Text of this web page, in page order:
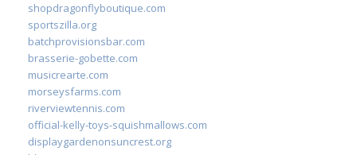
shopdragonflyboutique.com
sportszilla.org
batchprovisionsbar.com
brasserie-gobette.com
musicrearte.com
morseysfarms.com
riverviewtennis.com
official-kelly-toys-squishmallows.com
displaygardenonsuncrest.org